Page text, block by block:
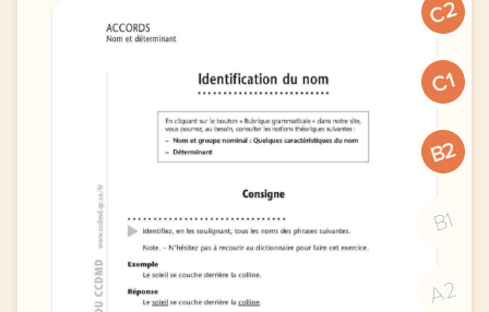
C2
C1
B2
B1
A2